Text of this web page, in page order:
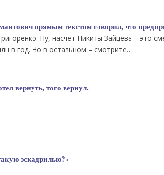
прямым текстом говорил, что
Ну, насчет Никиты Зайцева – это
в год. Но в остальном – смотрите…
вернуть, того вернул.
эскадрилью?»